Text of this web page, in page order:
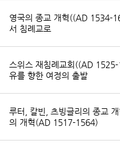
영국의 종교 개혁((AD 1534-
서 침례교로
스위스 재침례교회((AD
유를 향한 여정의 출발
루터, 칼빈, 츠빙글리의 종교
의 개혁(AD 1517-1564)